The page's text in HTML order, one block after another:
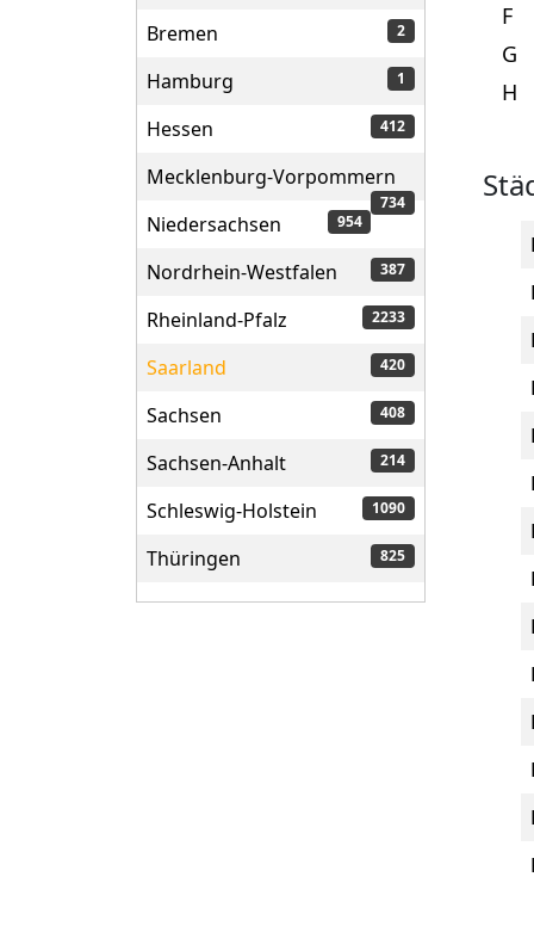
Bremen 2
Hamburg 1
Hessen 412
Mecklenburg-Vorpommern
734
Niedersachsen 954
Nordrhein-Westfalen 387
Rheinland-Pfalz 2233
Saarland 420
Sachsen 408
Sachsen-Anhalt 214
Schleswig-Holstein 1090
Thüringen 825
F
G
H